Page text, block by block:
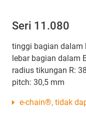
Seri 11.080
tinggi bagian dalam
lebar bagian dalam
radius tikungan R:
pitch: 30,5 mm
e-chain®, tidak